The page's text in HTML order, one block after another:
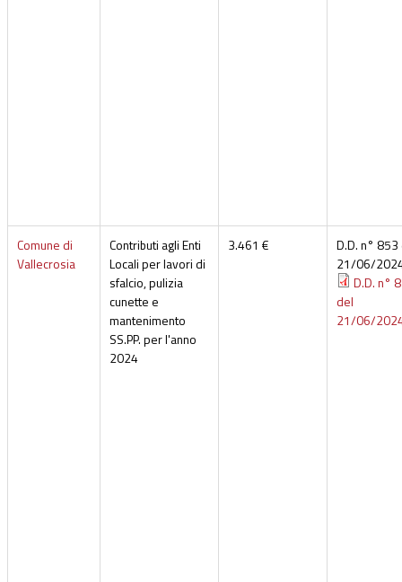
Comune di
Vallecrosia
Contributi agli Enti
Locali per lavori di
sfalcio, pulizia
cunette e
mantenimento
SS.PP. per l'anno
2024
3.461 €
D.D. n°
21/06/
D.D. n°
del
21/06/